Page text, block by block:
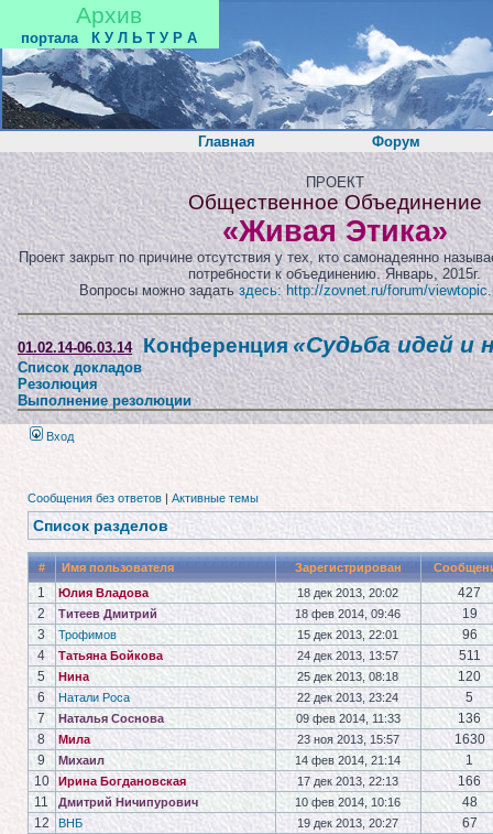
Архив
портала К У Л Ь Т У Р А
Главная Форум
ПРОЕКТ
Общественное Объединение
«Живая Этика»
Проект закрыт по причине отсутствия у тех, кто самонадеянно
потребности к объединению. Январь, 2015г.
Вопросы можно задатьздесь: http://zovnet.ru/forum/
01.02.14-06.03.14 Конференция«Судьба идей и
Список докладов
Резолюция
Выполнение резолюции
Вход
Сообщения без ответов | Активные темы
Список разделов
# Имя пользователя Зарегистрирован
1 Юлия Владова 18 дек 2013, 20:02
427
2
Титеев Дмитрий 18 фев 2014, 09:46
19
3
Трофимов 15 дек 2013, 22:01
96
4
Татьяна Бойкова 24 дек 2013, 13:57
511
5
Нина 25 дек 2013, 08:18
120
6
Натали Роса 22 дек 2013, 23:24
5
7
Наталья Соснова 09 фев 2014, 11:33
136
8
Мила 23 ноя 2013, 15:57
1630
9
Михаил 14 фев 2014, 21:14
1
10
Ирина Богдановская 17 дек 2013, 22:13
166
11
Дмитрий Ничипурович 10 фев 2014, 10:16
48
12
ВНБ 19 дек 2013, 20:27
67